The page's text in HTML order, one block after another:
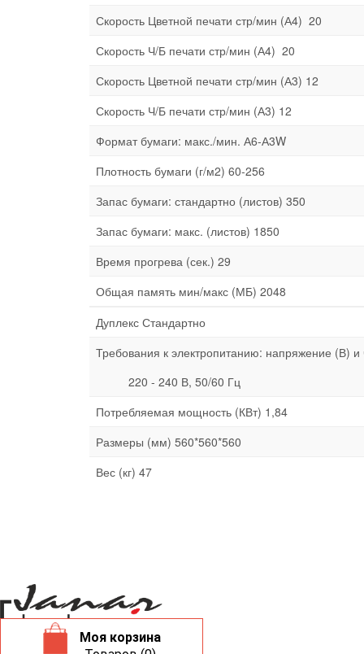
Моя корзина
Скорость Цветной печати стр/мин (А4) 20
Скорость Ч/Б печати стр/мин (А4) 20
Скорость Цветной печати стр/мин (А3) 12
Скорость Ч/Б печати стр/мин (А3) 12
Формат бумаги: макс./мин. А6-А3W
Плотность бумаги (г/м2) 60-256
Запас бумаги: стандартно (листов) 350
Запас бумаги: макс. (листов) 1850
Время прогрева (сек.) 29
Общая память мин/макс (МБ) 2048
Дуплекс Стандартно
Требования к электропитанию: напряжение (В) и
220 - 240 В, 50/60 Гц
Потребляемая мощность (КВт) 1,84
Размеры (мм) 560*560*560
Вес (кг) 47